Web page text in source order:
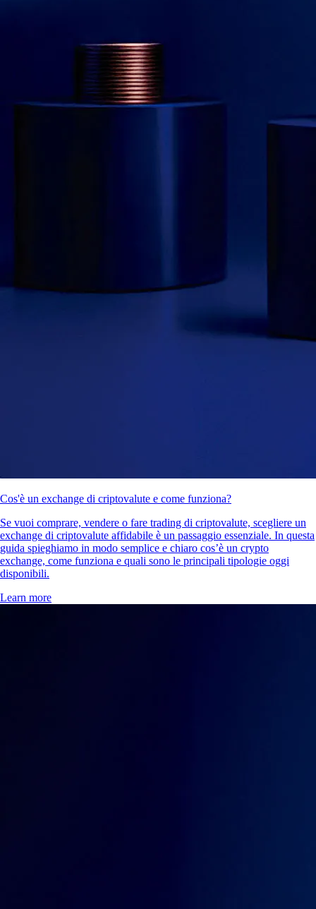
Cos'è un exchange di criptovalute e come funziona?
Se vuoi comprare, vendere o fare trading di criptovalute, scegliere un
exchange di criptovalute affidabile è un passaggio essenziale. In questa
guida spieghiamo in modo semplice e chiaro cos’è un crypto
exchange, come funziona e quali sono le principali tipologie oggi
disponibili.
Learn more